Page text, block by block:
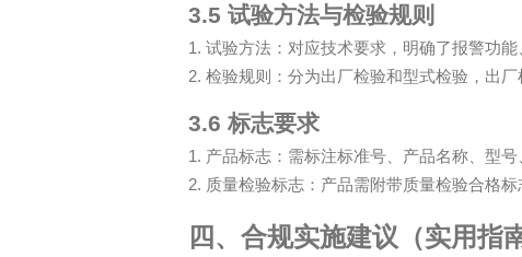
3.5 试验方法与检验规则
1. 试验方法：对应技术要求，明确了报警功
2. 检验规则：分为出厂检验和型式检验，出
3.6 标志要求
1. 产品标志：需标注标准号、产品名称、型
2. 质量检验标志：产品需附带质量检验合格
四、合规实施建议（实用指